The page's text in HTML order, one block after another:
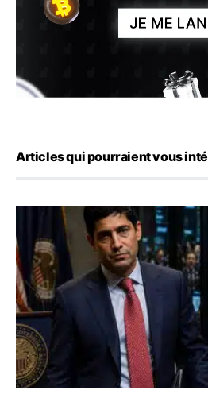
Articles qui pourraient vous
Emploi américain : 23 000